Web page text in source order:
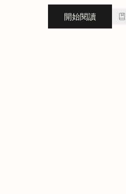
開始閱讀